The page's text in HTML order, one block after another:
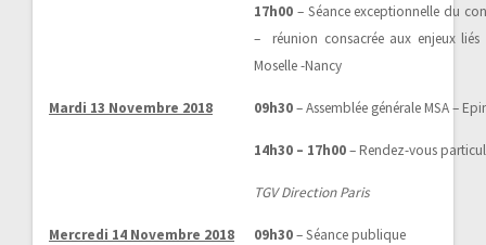
17h00 – Séance exceptionnelle du
– réunion consacrée aux enjeux
Moselle -Nancy
Mardi 13 Novembre 2018 09h30– Assemblée générale MSA –
14h30 – 17h00– Rendez-vous
TGV Direction Paris
Mercredi 14 Novembre 2018 09h30– Séance publique